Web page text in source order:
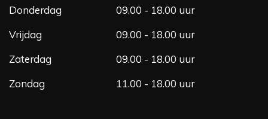
Donderdag
09.00 - 18.00 uur
Vrijdag
09.00 - 18.00 uur
Zaterdag
09.00 - 18.00 uur
Zondag
11.00 - 18.00 uur